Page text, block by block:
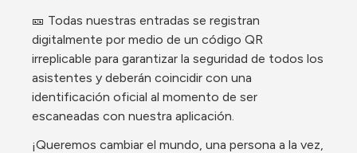
🎫 Todas nuestras entradas se registran
digitalmente por medio de un código QR
irreplicable para garantizar la seguridad de todos los
asistentes y deberán coincidir con una
identificación oficial al momento de ser
escaneadas con nuestra aplicación.
¡Queremos cambiar el mundo, una persona a la vez,